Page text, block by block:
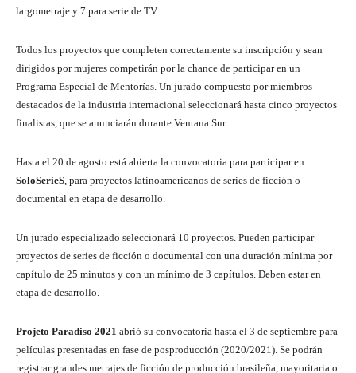
largometraje y 7 para serie de TV.
Todos los proyectos que completen correctamente su inscripción y sean
dirigidos por mujeres competirán por la chance de participar en un
Programa Especial de Mentorías. Un jurado compuesto por miembros
destacados de la industria internacional seleccionará hasta cinco proyectos
finalistas, que se anunciarán durante Ventana Sur.
Hasta el 20 de agosto está abierta la convocatoria para participar en
SoloSerieS, para proyectos latinoamericanos de series de ficción o
documental en etapa de desarrollo.
Un jurado especializado seleccionará 10 proyectos. Pueden participar
proyectos de series de ficción o documental con una duración mínima por
capítulo de 25 minutos y con un mínimo de 3 capítulos. Deben estar en
etapa de desarrollo.
Projeto Paradiso 2021 abrió su convocatoria hasta el 3 de septiembre para
películas presentadas en fase de posproducción (2020/2021). Se podrán
registrar grandes metrajes de ficción de producción brasileña, mayoritaria o